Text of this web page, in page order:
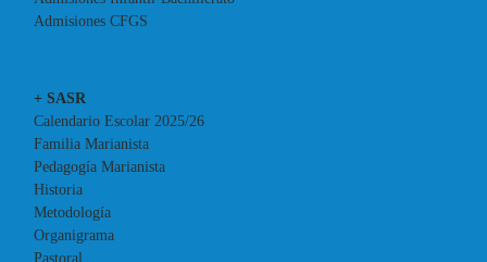
Admisiones CFGS
+ SASR
Calendario Escolar 2025/26
Familia Marianista
Pedagogía Marianista
Historia
Metodología
Organigrama
Pastoral